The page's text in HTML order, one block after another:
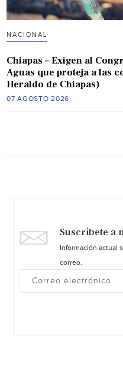
NACIONAL
Chiapas – Exigen al
Aguas que proteja a las
Heraldo de Chiapas)
07 AGOSTO 2026
Suscríbete a
Información actual
correo.